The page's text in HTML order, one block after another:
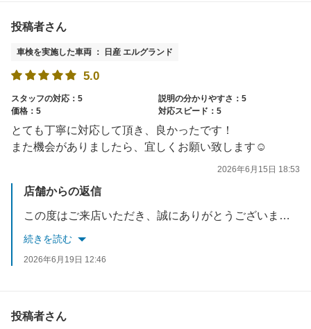
投稿者さん
車検を実施した車両 ： 日産 エルグランド
5.0
スタッフの対応：5
説明の分かりやすさ：5
価格：5
対応スピード：5
とても丁寧に対応して頂き、良かったです！
また機会がありましたら、宜しくお願い致します☺︎
2026年6月15日 18:53
店舗からの返信
この度はご来店いただき、誠にありがとうございました。ご満足して頂き大変光栄に思います。また、高評価をいただきありがとうございます。たくさんの方へご満足いただけるようこれからも接客サービスの向上に努めます。またのご利用心よりお持ちしております。
続きを読む
2026年6月19日 12:46
投稿者さん